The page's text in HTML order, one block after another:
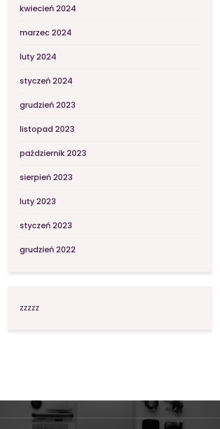
kwiecień 2024
marzec 2024
luty 2024
styczeń 2024
grudzień 2023
listopad 2023
październik 2023
sierpień 2023
luty 2023
styczeń 2023
grudzień 2022
zzzzz